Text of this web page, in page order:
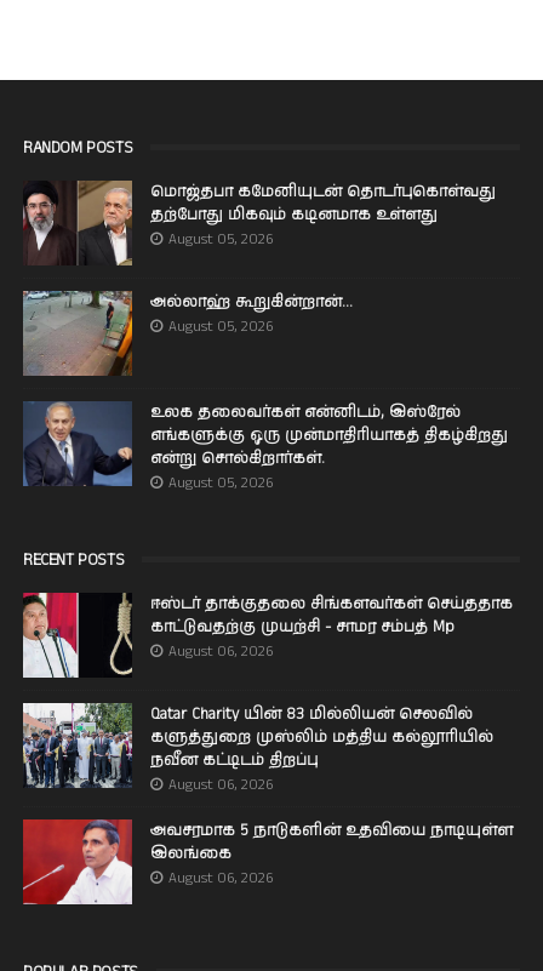
RANDOM POSTS
மொஜ்தபா கமேனியுடன் தொடர்புகொள்வது
தற்போது மிகவும் கடினமாக உள்ளது
August 05, 2026
அல்லாஹ் கூறுகின்றான்...
August 05, 2026
உலக தலைவர்கள் என்னிடம், இஸ்ரேல்
எங்களுக்கு ஒரு முன்மாதிரியாகத் திகழ்கிறது
என்று சொல்கிறார்கள்.
August 05, 2026
RECENT POSTS
ஈஸ்டர் தாக்குதலை சிங்களவர்கள் செய்ததாக
காட்டுவதற்கு முயற்சி - சாமர சம்பத் Mp
August 06, 2026
Qatar Charity யின் 83 மில்லியன் செலவில்
களுத்துறை முஸ்லிம் மத்திய கல்லூரியில்
நவீன கட்டிடம் திறப்பு
August 06, 2026
அவசரமாக 5 நாடுகளின் உதவியை நாடியுள்ள
இலங்கை
August 06, 2026